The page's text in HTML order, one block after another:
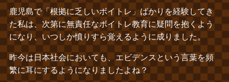
鹿児島で「根拠に乏しいボイトレ」ばかりを経験してき
た私は、次第に無責任なボイトレ教育に疑問を抱くよう
になり、いつしか憤りすら覚えるように成りました。
昨今は日本社会においても、エビデンスという言葉を頻
繁に耳にするようになりましたよね？